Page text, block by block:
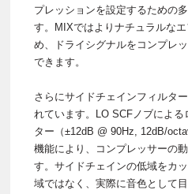
プレッションを設定するための
す。MIXではよりナチュラルな
め、ドライシグナルをコンプレ
できます。
さらにサイドチェインフィルタ
れています。LO SCFノブによ
ター（±12dB @ 90Hz, 12dB/
機能により、コンプレッサーの
す。サイドチェインの低域をカ
域ではなく、実際に音色として